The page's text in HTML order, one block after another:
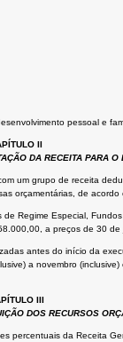
pessoal e
II
DA RECEITA PARA O
um grupo de receita
orçamentárias, de
Regime Especial,
a preços de 30 de
antes do início da
a novembro
III
DOS RECURSOS
percentuais da Receita